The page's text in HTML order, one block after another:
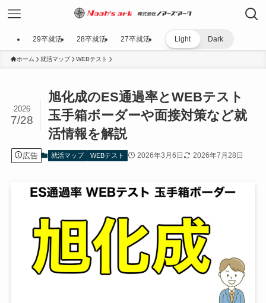
29卒就活 28卒就活 27卒就活 Light Dark
ホーム 就活マップ WEBテスト
旭化成のES通過率とWEBテスト
玉手箱ボーダーや面接対策など就
活情報を解説
2026
7/28
広告 就活マップ WEBテスト 2026年3月6日 2026年7月28日